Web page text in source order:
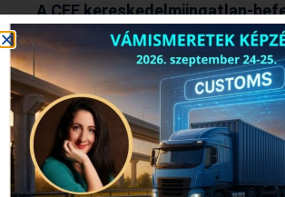
A CEE kereskedelmiingatlan-
piac: a befektetők visszatértek,
szelektívebb stratégiával
Tovább olvasom »
BMI: Enyhe bővülés júliusban
Tovább olvasom »
Pályázati felhívás: 15. Ablakon
Pénz Program